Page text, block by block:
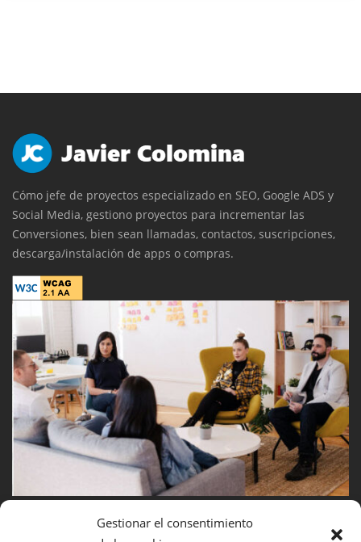
Gestionar el consentimiento
Cómo jefe de proyectos especializado en SEO, Google ADS y
Social Media, gestiono proyectos para incrementar las
Conversiones, bien sean llamadas, contactos, suscripciones,
descarga/instalación de apps o compras.